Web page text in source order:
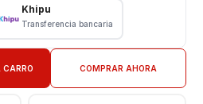
EN TIENDA
Khipu
Transferencia bancaria
CARRO COMPRAR AHORA